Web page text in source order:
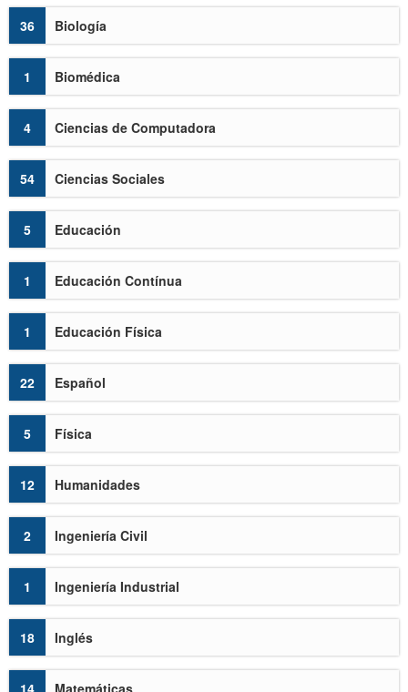
36 Biología
1 Biomédica
4 Ciencias de Computadora
54 Ciencias Sociales
5 Educación
1 Educación Contínua
1 Educación Física
22 Español
5 Física
12 Humanidades
2 Ingeniería Civil
1 Ingeniería Industrial
18 Inglés
14 Matemáticas